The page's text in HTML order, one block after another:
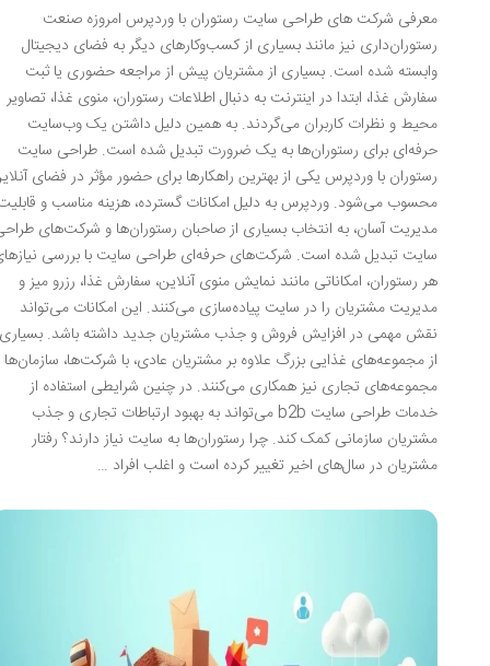
معرفی شرکت های طراحی سایت رستوران با وردپرس امروزه صنعت
رستوران‌داری نیز مانند بسیاری از کسب‌وکارهای دیگر به فضای دیجیتال
وابسته شده است. بسیاری از مشتریان پیش از مراجعه حضوری یا ثبت
سفارش غذا، ابتدا در اینترنت به دنبال اطلاعات رستوران، منوی غذا، تصاویر
محیط و نظرات کاربران می‌گردند. به همین دلیل داشتن یک وب‌سایت
حرفه‌ای برای رستوران‌ها به یک ضرورت تبدیل شده است. طراحی سایت
رستوران با وردپرس یکی از بهترین راهکارها برای حضور مؤثر در فضای آنلاین
محسوب می‌شود. وردپرس به دلیل امکانات گسترده، هزینه مناسب و قابلیت
مدیریت آسان، به انتخاب بسیاری از صاحبان رستوران‌ها و شرکت‌های طراحی
سایت تبدیل شده است. شرکت‌های حرفه‌ای طراحی سایت با بررسی نیازهای
هر رستوران، امکاناتی مانند نمایش منوی آنلاین، سفارش غذا، رزرو میز و
مدیریت مشتریان را در سایت پیاده‌سازی می‌کنند. این امکانات می‌تواند
نقش مهمی در افزایش فروش و جذب مشتریان جدید داشته باشد. بسیاری
از مجموعه‌های غذایی بزرگ علاوه بر مشتریان عادی، با شرکت‌ها، سازمان‌ها و
مجموعه‌های تجاری نیز همکاری می‌کنند. در چنین شرایطی استفاده از
خدمات طراحی سایت b2b می‌تواند به بهبود ارتباطات تجاری و جذب
مشتریان سازمانی کمک کند. چرا رستوران‌ها به سایت نیاز دارند؟ رفتار
مشتریان در سال‌های اخیر تغییر کرده است و اغلب افراد …